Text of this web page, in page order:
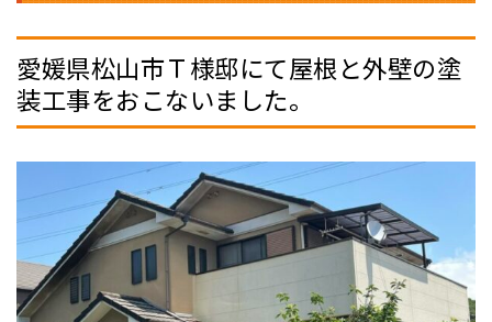
愛媛県松山市Ｔ様邸にて屋根と外壁の塗
装工事をおこないました。